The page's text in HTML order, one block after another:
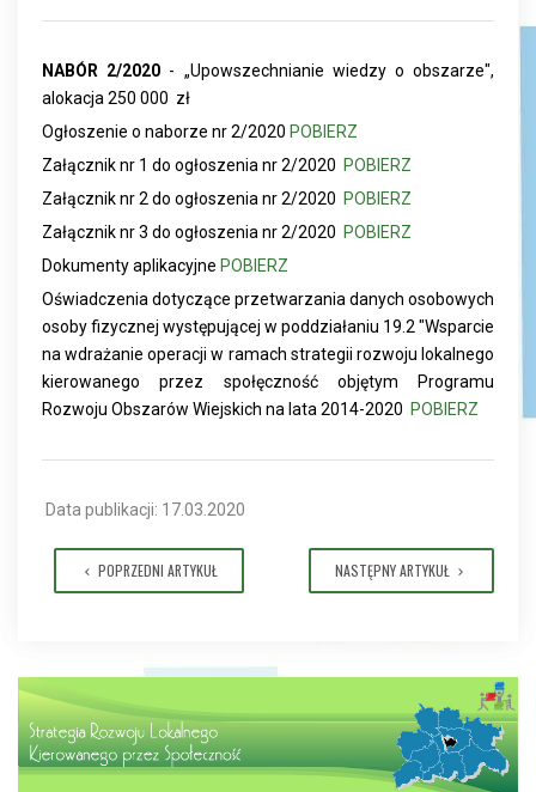
NABÓR 2/2020 - „Upowszechnianie wiedzy o obszarze",
alokacja 250 000 zł
Ogłoszenie o naborze nr 2/2020 POBIERZ
Załącznik nr 1 do ogłoszenia nr 2/2020 POBIERZ
Załącznik nr 2 do ogłoszenia nr 2/2020 POBIERZ
Załącznik nr 3 do ogłoszenia nr 2/2020 POBIERZ
Dokumenty aplikacyjne POBIERZ
Oświadczenia dotyczące przetwarzania danych osobowych
osoby fizycznej występującej w poddziałaniu 19.2 "Wsparcie
na wdrażanie operacji w ramach strategii rozwoju lokalnego
kierowanego przez społęczność objętym Programu
Rozwoju Obszarów Wiejskich na lata 2014-2020 POBIERZ
Data publikacji: 17.03.2020
POPRZEDNI ARTYKUŁ NASTĘPNY ARTYKUŁ